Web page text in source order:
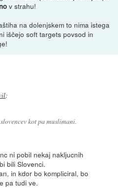
v strahu!
na dolenjskem to nima istega
iščejo soft targets povsod in
:
kot pa muslimani.
ni pobil nekaj nakljucnih
bili Slovenci.
in kdor bo kompliciral, bo
pa tudi ve.